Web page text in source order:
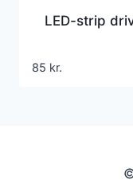
LED-strip
85 kr.